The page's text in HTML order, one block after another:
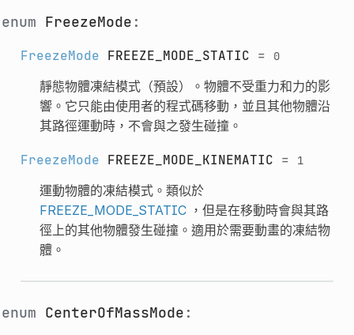
enum FreezeMode :
FreezeMode FREEZE_MODE_STATIC = 0
靜態物體凍結模式（預設）。物體不受重力和力的影
響。它只能由使用者的程式碼移動，並且其他物體沿
其路徑運動時，不會與之發生碰撞。
FreezeMode FREEZE_MODE_KINEMATIC = 1
運動物體的凍結模式。類似於
FREEZE_MODE_STATIC，但是在移動時會與其路
徑上的其他物體發生碰撞。適用於需要動畫的凍結物
體。
enum CenterOfMassMode :